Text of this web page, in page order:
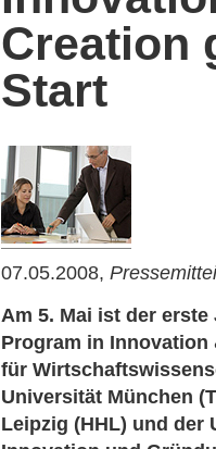
Creation
Start
07.05.2008,
Am 5. Mai ist der
Program in
für
Universität München
Leipzig (HHL) und der